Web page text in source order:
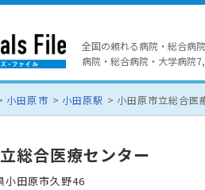
全国の頼れる病院・総合病
病院・総合病院・大学病院
小田原市 小田原駅 小田原市立総合医
総合医療センター
小田原市久野46